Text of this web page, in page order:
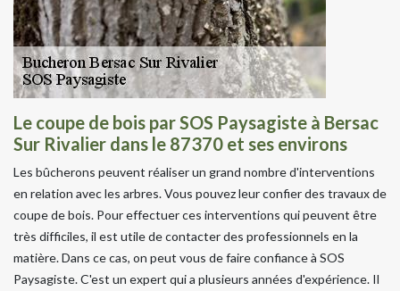
Le coupe de bois par SOS Paysagiste à Bersac
Sur Rivalier dans le 87370 et ses environs
Les bûcherons peuvent réaliser un grand nombre d'interventions
en relation avec les arbres. Vous pouvez leur confier des travaux de
coupe de bois. Pour effectuer ces interventions qui peuvent être
très difficiles, il est utile de contacter des professionnels en la
matière. Dans ce cas, on peut vous de faire confiance à SOS
Paysagiste. C'est un expert qui a plusieurs années d'expérience. Il